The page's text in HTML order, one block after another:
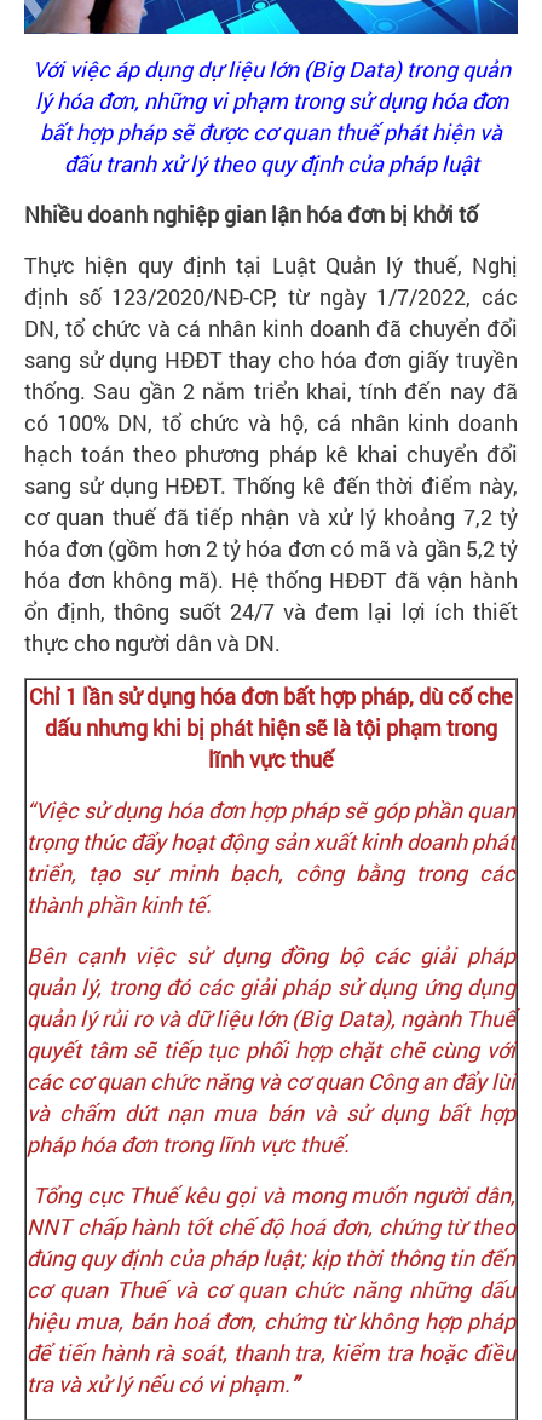
Với việc áp dụng dự liệu lớn (Big Data) trong quản
lý hóa đơn, những vi phạm trong sử dụng hóa đơn
bất hợp pháp sẽ được cơ quan thuế phát hiện và
đấu tranh xử lý theo quy định của pháp luật
Nhiều doanh nghiệp gian lận hóa đơn bị khởi tố
Thực hiện quy định tại Luật Quản lý thuế, Nghị
định số 123/2020/NĐ-CP, từ ngày 1/7/2022, các
DN, tổ chức và cá nhân kinh doanh đã chuyển đổi
sang sử dụng HĐĐT thay cho hóa đơn giấy truyền
thống. Sau gần 2 năm triển khai, tính đến nay đã
có 100% DN, tổ chức và hộ, cá nhân kinh doanh
hạch toán theo phương pháp kê khai chuyển đổi
sang sử dụng HĐĐT. Thống kê đến thời điểm này,
cơ quan thuế đã tiếp nhận và xử lý khoảng 7,2 tỷ
hóa đơn (gồm hơn 2 tỷ hóa đơn có mã và gần 5,2 tỷ
hóa đơn không mã). Hệ thống HĐĐT đã vận hành
ổn định, thông suốt 24/7 và đem lại lợi ích thiết
thực cho người dân và DN.
Chỉ 1 lần sử dụng hóa đơn bất hợp pháp, dù cố che
dấu nhưng khi bị phát hiện sẽ là tội phạm trong
lĩnh vực thuế
“Việc sử dụng hóa đơn hợp pháp sẽ góp phần quan
trọng thúc đẩy hoạt động sản xuất kinh doanh phát
triển, tạo sự minh bạch, công bằng trong các
thành phần kinh tế.
Bên cạnh việc sử dụng đồng bộ các giải pháp
quản lý, trong đó các giải pháp sử dụng ứng dụng
quản lý rủi ro và dữ liệu lớn (Big Data), ngành Thuế
quyết tâm sẽ tiếp tục phối hợp chặt chẽ cùng với
các cơ quan chức năng và cơ quan Công an đẩy lùi
và chấm dứt nạn mua bán và sử dụng bất hợp
pháp hóa đơn trong lĩnh vực thuế.
Tổng cục Thuế kêu gọi và mong muốn người dân,
NNT chấp hành tốt chế độ hoá đơn, chứng từ theo
đúng quy định của pháp luật; kịp thời thông tin đến
cơ quan Thuế và cơ quan chức năng những dấu
hiệu mua, bán hoá đơn, chứng từ không hợp pháp
để tiến hành rà soát, thanh tra, kiểm tra hoặc điều
tra và xử lý nếu có vi phạm.”